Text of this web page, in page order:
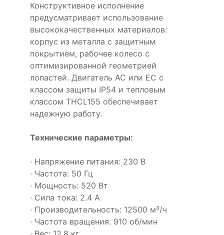
Конструктивное исполнение
предусматривает использование
высококачественных материалов:
корпус из металла с защитным
покрытием, рабочее колесо с
оптимизированной геометрией
лопастей. Двигатель AC или EC с
классом защиты IP54 и тепловым
классом THCL155 обеспечивает
надежную работу.
Технические параметры:
· Напряжение питания: 230 В
· Частота: 50 Гц
· Мощность: 520 Вт
· Сила тока: 2.4 А
· Производительность: 12500 м³/ч
· Частота вращения: 910 об/мин